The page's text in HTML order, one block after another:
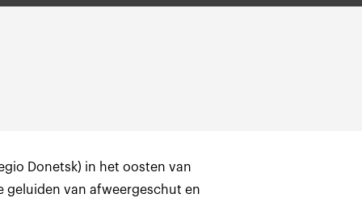
Donetsk) in het oosten van
geluiden van afweergeschut en